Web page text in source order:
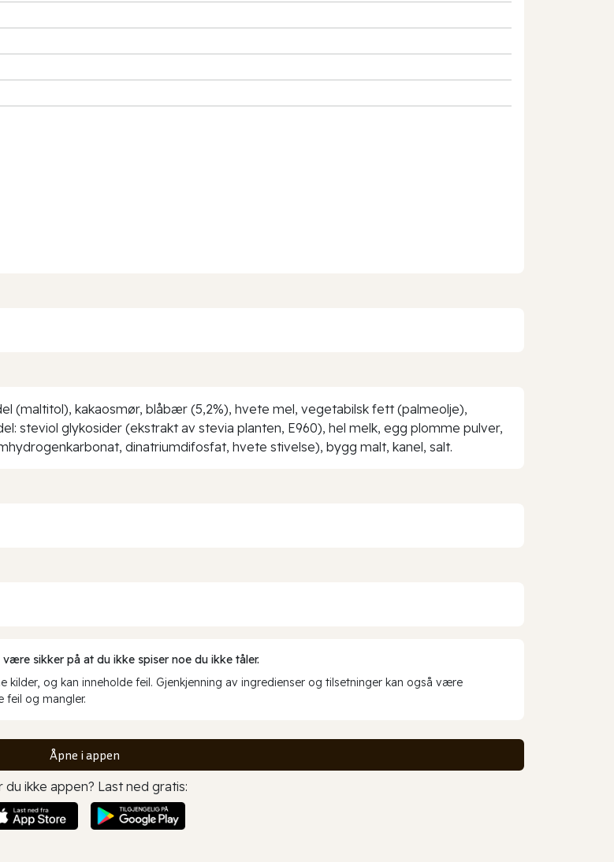
(maltitol), kakaosmør, blåbær (5,2%), hvete mel, vegetabilsk fett (palmeolje),
steviol glykosider (ekstrakt av stevia planten, E960), hel melk, egg plomme pulver,
dinatriumdifosfat, hvete stivelse), bygg malt, kanel, salt.
sikker på at du ikke spiser noe du ikke tåler.
og kan inneholde feil. Gjenkjenning av ingredienser og tilsetninger kan også være
feil og mangler.
Åpne i appen
du ikke appen? Last ned gratis: